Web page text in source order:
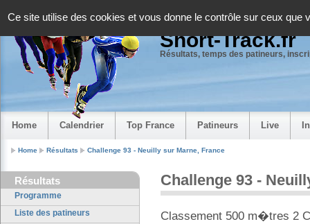
Ce site utilise des cookies et vous donne le contrôle sur ceux que
Short-Track.fr
Résultats, temps des patineurs,
Home Calendrier Top France Patineurs Live
Home Résultats Challenge 93 - Neuilly sur Marne, France
Résultats
Programme
Liste des patineurs
Challenge 93 -
Classement 500 m�tres 2